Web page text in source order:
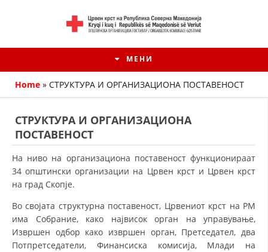
МЕНИ
HISTORIA E KRYQIT TË KUQ
ИСТОРИЈАТ НА ДВИЖЕЊЕТО
Home » СТРУКТУРА И ОРГАНИЗАЦИОНА ПОСТАВЕНОСТ
СТРУКТУРА И ОРГАНИЗАЦИОНА
ПОСТАВЕНОСТ
На ниво на организациона поставеност функционираат
34 општински организации на Црвен крст и Црвен крст
на град Скопје.
Во својата структурна поставеност, Црвениот крст на РМ
има Собрание, како највисок орган на управување,
Извршен одбор како извршен орган, Претседател, два
Потпретседатели, Финансиска ко­ми­сија, Млади на